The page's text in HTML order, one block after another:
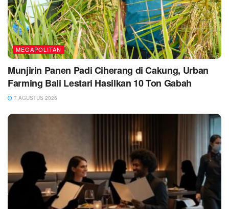
MEGAPOLITAN
Munjirin Panen Padi Ciherang di Cakung, Urban
Farming Bali Lestari Hasilkan 10 Ton Gabah
7 AGUSTUS 2026